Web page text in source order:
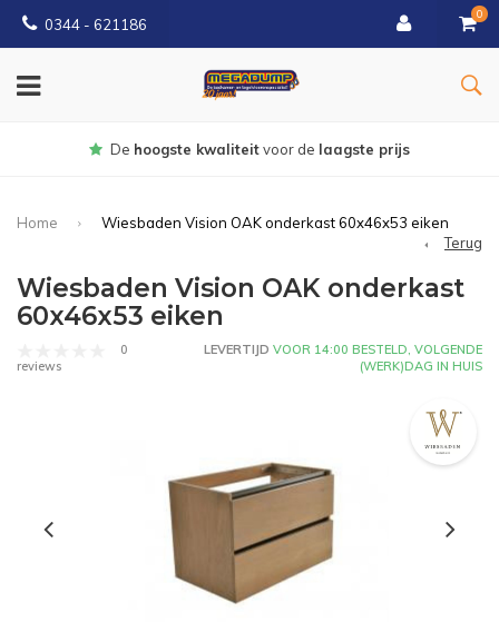
0344 - 621186
0
Gratisbezorgd vanaf € 150
Home
Wiesbaden Vision OAK onderkast 60x46x53 eiken
Terug
Wiesbaden Vision OAK onderkast
60x46x53 eiken
0
reviews
LEVERTIJD VOOR 14:00 BESTELD, VOLGENDE
(WERK)DAG IN HUIS